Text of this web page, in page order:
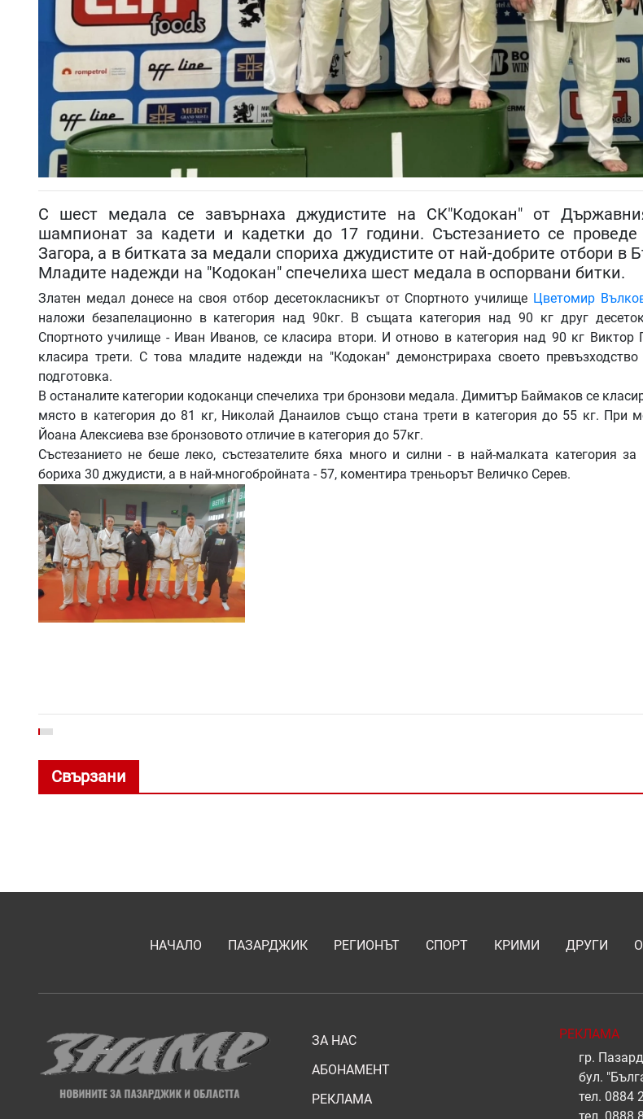
С шест медала се завърнаха джудистите на СК"Кодокан" от
шампионат за кадети и кадетки до 17 години. Състезанието се
Загора, а в битката за медали спориха джудистите от най-добрите отбори в
Младите надежди на "Кодокан" спечелиха шест медала в оспорвани битки.
Златен медал донесе на своя отбор десетокласникът от Спортното училище Цветомир
наложи безапелационно в категория над 90кг. В същата категория над 90 кг друг
Спортното училище - Иван Иванов, се класира втори. И отново в категория над 90 кг Виктор
класира трети. С това младите надежди на "Кодокан" демонстрираха своето превъзходство
подготовка.
В останалите категории кодоканци спечелиха три бронзови медала. Димитър Баймаков се
място в категория до 81 кг, Николай Данаилов също стана трети в категория до 55 кг. При
Йоана Алексиева взе бронзовото отличие в категория до 57кг.
Състезанието не беше леко, състезателите бяха много и силни - в най-малката категория
бориха 30 джудисти, а в най-многобройната - 57, коментира треньорът Величко Серев.
Свързани
НАЧАЛО ПАЗАРДЖИК РЕГИОНЪТ СПОРТ КРИМИ ДРУГИ
ЗА НАС
АБОНАМЕНТ
РЕКЛАМА
РЕКЛАМА
гр.
бул.
тел. 0884